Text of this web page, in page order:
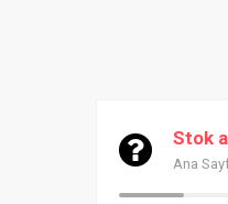
Stok
Ana